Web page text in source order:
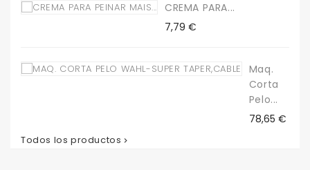
CREMA PARA...
Precio
7,79 €
Maq.
Corta
Pelo...
Precio
78,65 €
Todos los productos 